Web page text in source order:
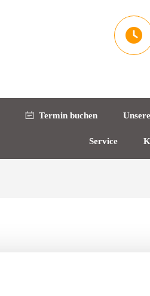
Termin buchen
Service